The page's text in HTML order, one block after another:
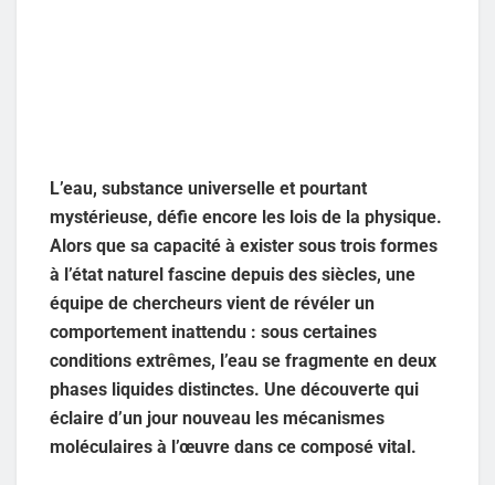
L’eau, substance universelle et pourtant
mystérieuse, défie encore les lois de la physique.
Alors que sa capacité à exister sous trois formes
à l’état naturel fascine depuis des siècles, une
équipe de chercheurs vient de révéler un
comportement inattendu : sous certaines
conditions extrêmes, l’eau se fragmente en deux
phases liquides distinctes. Une découverte qui
éclaire d’un jour nouveau les mécanismes
moléculaires à l’œuvre dans ce composé vital.